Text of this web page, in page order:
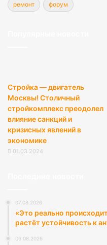
ремонт форум
Стройка — двигатель
Москвы! Столичный
стройкомплекс преодолел
влияние санкций и
кризисных явлений в
экономике
01.03.2024
07.08.2026
«Это реально
растёт устойчивость к
06.08.2026